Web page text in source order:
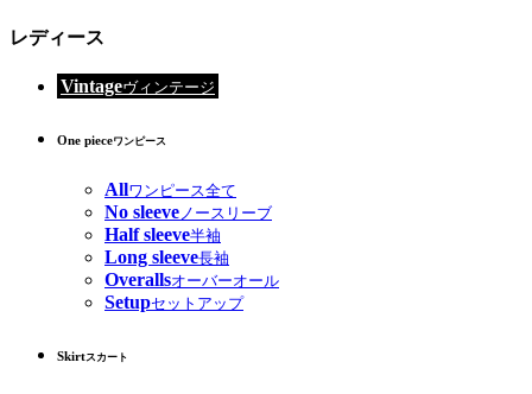
レディース
Vintageヴィンテージ
One pieceワンピース
Allワンピース全て
No sleeveノースリーブ
Half sleeve半袖
Long sleeve長袖
Overallsオーバーオール
Setupセットアップ
Skirtスカート